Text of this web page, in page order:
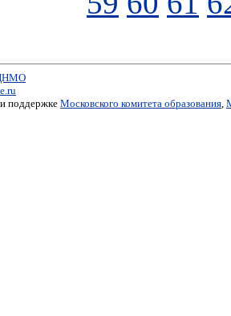
поддержке Московского комитета образования,